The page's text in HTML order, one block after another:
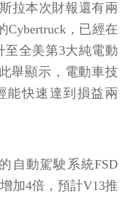
拉本次財報還有兩
Cybertruck，已經在
全美第3大純電動
舉顯示，電動車技
能快速達到損益兩
自動駕駛系統FSD
加4倍，預計V13推